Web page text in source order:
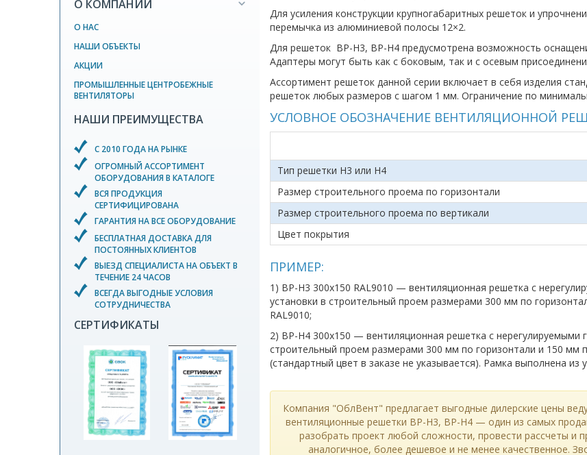
О КОМПАНИИ
О НАС
НАШИ ОБЪЕКТЫ
АКЦИИ
ПРОМЫШЛЕННЫЕ ЦЕНТРОБЕЖНЫЕ
ВЕНТИЛЯТОРЫ
НАШИ ПРЕИМУЩЕСТВА
С 2010 ГОДА НА РЫНКЕ
ОГРОМНЫЙ АССОРТИМЕНТ
ОБОРУДОВАНИЯ В КАТАЛОГЕ
ВСЯ ПРОДУКЦИЯ
СЕРТИФИЦИРОВАНА
ГАРАНТИЯ НА ВСЕ ОБОРУДОВАНИЕ
БЕСПЛАТНАЯ ДОСТАВКА ДЛЯ
ПОСТОЯННЫХ КЛИЕНТОВ
ВЫЕЗД СПЕЦИАЛИСТА НА ОБЪЕКТ В
ТЕЧЕНИЕ 24 ЧАСОВ
ВСЕГДА ВЫГОДНЫЕ УСЛОВИЯ
СОТРУДНИЧЕСТВА
СЕРТИФИКАТЫ
Для усиления конструкции крупногабаритных решеток и
перемычка из алюминиевой полосы 12×2.
Для решеток ВР-Н3, ВР-Н4 предусмотрена возможность
Адаптеры могут быть как с боковым, так и с осевым
Ассортимент решеток данной серии включает в себя изделия
решеток любых размеров с шагом 1 мм. Ограничение по
УСЛОВНОЕ ОБОЗНАЧЕНИЕ ВЕНТИЛЯЦИОННОЙ
Тип решетки Н3 или Н4
Размер строительного проема по горизонтали
Размер строительного проема по вертикали
Цвет покрытия
ПРИМЕР:
1) ВР-Н3 300х150 RAL9010 — вентиляционная решетка с
установки в строительный проем размерами 300 мм по
RAL9010;
2) ВР-Н4 300х150 — вентиляционная решетка с
строительный проем размерами 300 мм по горизонтали и 150 мм
(стандартный цвет в заказе не указывается). Рамка выполнена из
Компания "ОблВент" предлагает выгодные дилерские цены
вентиляционные решетки ВР-Н3, ВР-Н4 — один из самых
разобрать проект любой сложности, провести рассчеты и
аналогичное, более дешевое и не менее качественное.